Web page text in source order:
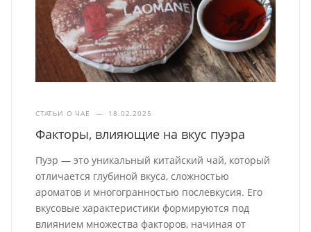
СТАТЬИ О ЧАЕ — 18.02.2025
Факторы, влияющие на вкус пуэра
Пуэр — это уникальный китайский чай, который
отличается глубиной вкуса, сложностью
ароматов и многогранностью послевкусия. Его
вкусовые характеристики формируются под
влиянием множества факторов, начиная от